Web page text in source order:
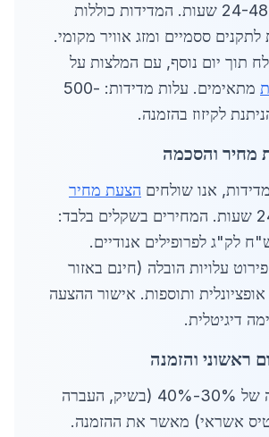
בירושלים תוך 24-48 שעות. המדידות כוללות
ססמיים ומזג אוויר מקומי.
תוך יום נוסף, עם המלצות על
מתאימים. עלות מדידות: 500-
אנו שולחים הצעת מחיר
מפורטת תוך 24 שעות. המחירים בשקלים בלבד:
150 ש"ח לק"ג לפרופילים אנודיים.
עלויות הובלה (חינם באזור
ותוספות. אישור ההצעה
דיגיטלית.
תשלום מקדמה של 30%-40% (בשיק, העברה
אשראי) מאשר את ההזמנה.